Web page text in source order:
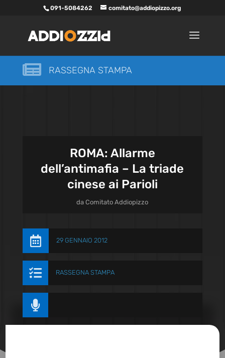
091-5084262 comitato@addiopizzo.org
 RASSEGNA STAMPA
ROMA: Allarme
dell’antimafia – La triade
cinese ai Parioli
daComitato Addiopizzo
 29 GENNAIO 2012
 RASSEGNA STAMPA
